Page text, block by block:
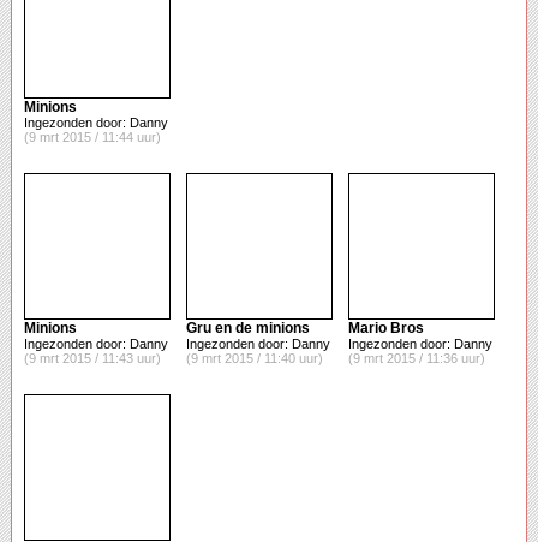
Minions
Ingezonden door: Danny
(9 mrt 2015 / 11:44 uur)
Minions
Ingezonden door: Danny
(9 mrt 2015 / 11:43 uur)
Gru en de minions
Ingezonden door: Danny
(9 mrt 2015 / 11:40 uur)
Mario Bros
Ingezonden door: Danny
(9 mrt 2015 / 11:36 uur)